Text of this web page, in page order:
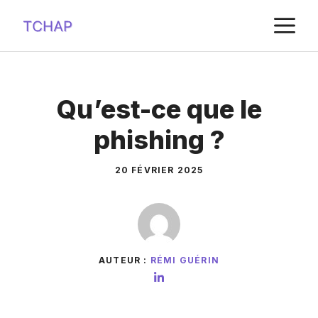
contenu
Qu’est-ce que le
phishing ?
20 FÉVRIER 2025
AUTEUR : RÉMI GUÉRIN